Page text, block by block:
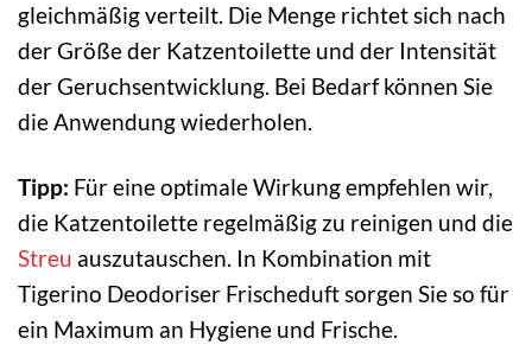
gleichmäßig verteilt. Die Menge richtet sich nach
der Größe der Katzentoilette und der Intensität
der Geruchsentwicklung. Bei Bedarf können Sie
die Anwendung wiederholen.
Tipp: Für eine optimale Wirkung empfehlen wir,
die Katzentoilette regelmäßig zu reinigen und die
Streu auszutauschen. In Kombination mit
Tigerino Deodoriser Frischeduft sorgen Sie so für
ein Maximum an Hygiene und Frische.